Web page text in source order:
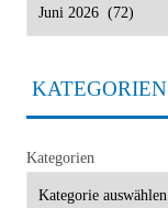
KATEGORIEN
Kategorien